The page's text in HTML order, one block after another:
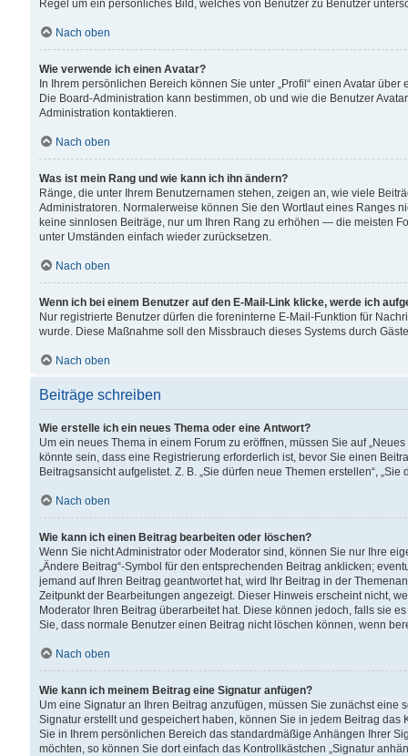
Regel um ein persönliches Bild, welches von Benutzer zu Benutzer
Nach oben
Wie verwende ich einen Avatar?
In Ihrem persönlichen Bereich können Sie unter „Profil“ einen Avatar
Die Board-Administration kann bestimmen, ob und wie die Benutzer
Administration kontaktieren.
Nach oben
Was ist mein Rang und wie kann ich ihn ändern?
Ränge, die unter Ihrem Benutzernamen stehen, zeigen an, wie viele
Administratoren. Normalerweise können Sie den Wortlaut eines Ranges
keine sinnlosen Beiträge, nur um Ihren Rang zu erhöhen — die meisten
unter Umständen einfach wieder zurücksetzen.
Nach oben
Wenn ich bei einem Benutzer auf den E-Mail-Link klicke, werde ich
Nur registrierte Benutzer dürfen die foreninterne E-Mail-Funktion für
wurde. Diese Maßnahme soll den Missbrauch dieses Systems durch
Nach oben
Beiträge schreiben
Wie erstelle ich ein neues Thema oder eine Antwort?
Um ein neues Thema in einem Forum zu eröffnen, müssen Sie auf
könnte sein, dass eine Registrierung erforderlich ist, bevor Sie einen
Beitragsansicht aufgelistet. Z. B. „Sie dürfen neue Themen erstellen“,
Nach oben
Wie kann ich einen Beitrag bearbeiten oder löschen?
Wenn Sie nicht Administrator oder Moderator sind, können Sie nur Ihre
„Ändere Beitrag“-Symbol für den entsprechenden Beitrag anklicken;
jemand auf Ihren Beitrag geantwortet hat, wird Ihr Beitrag in der
Zeitpunkt der Bearbeitungen angezeigt. Dieser Hinweis erscheint nicht,
Moderator Ihren Beitrag überarbeitet hat. Diese können jedoch, falls sie
Sie, dass normale Benutzer einen Beitrag nicht löschen können, wenn
Nach oben
Wie kann ich meinem Beitrag eine Signatur anfügen?
Um eine Signatur an Ihren Beitrag anzufügen, müssen Sie zunächst
Signatur erstellt und gespeichert haben, können Sie in jedem Beitrag
Sie in Ihrem persönlichen Bereich das standardmäßige Anhängen Ihrer
möchten, so können Sie dort einfach das Kontrollkästchen „Signatur